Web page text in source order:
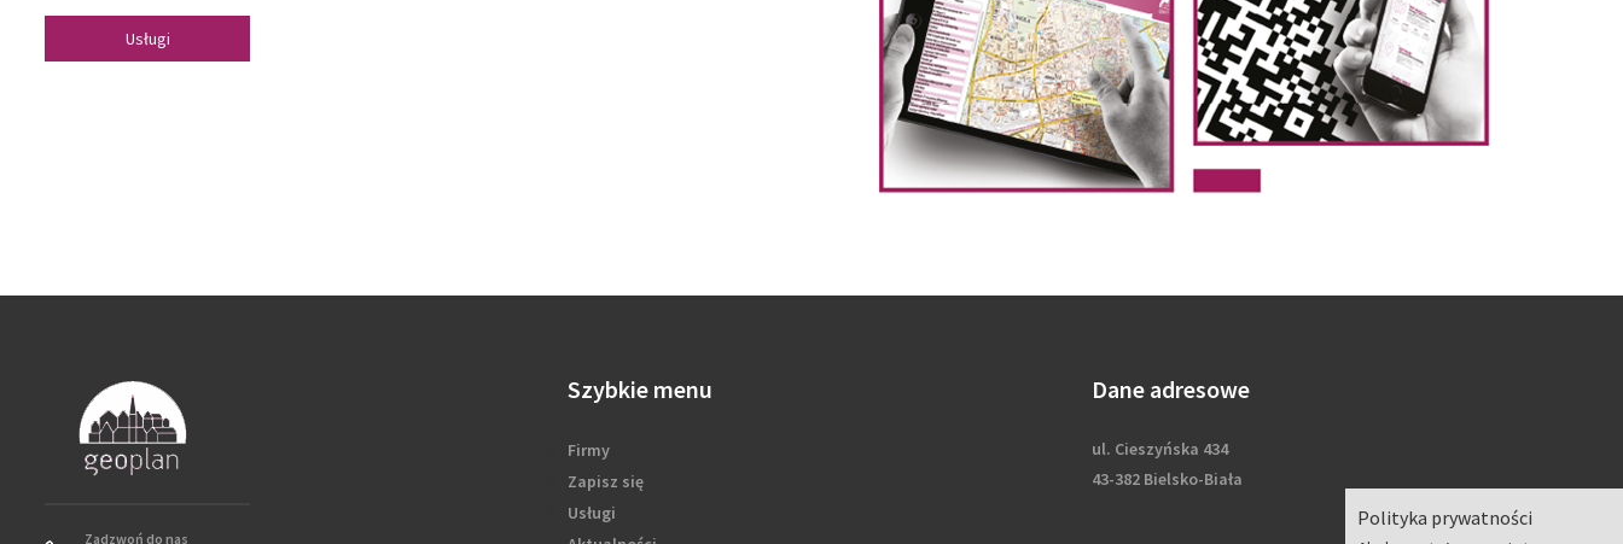
Polityka prywatności
Usługi
Zadzwoń do nas
Szybkie menu
Firmy
Zapisz się
Usługi
Dane adresowe
ul. Cieszyńska 434
43-382 Bielsko-Biała